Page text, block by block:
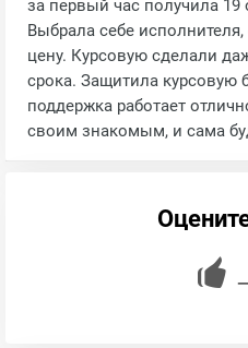
за первый час получила 19
Выбрала себе
цену. Курсовую сделали
срока. Защитила курсовую
поддержка работает
своим знакомым, и сама
—